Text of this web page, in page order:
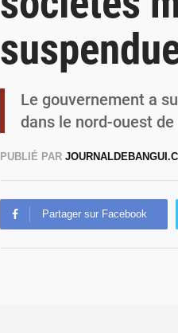
3 août
3 août
Le gouvernement a
dans le nord-ouest
PUBLIÉ PAR
Partager sur Facebook